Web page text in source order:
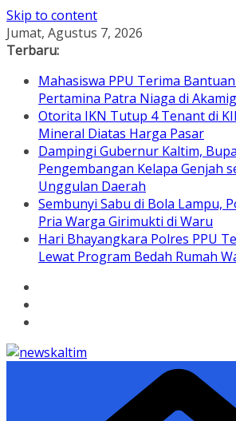
Skip to content
Jumat, Agustus 7, 2026
Terbaru:
Mahasiswa PPU Terima
Pertamina Patra Niaga di
Otorita IKN Tutup 4 Tenant di
Mineral Diatas Harga Pasar
Dampingi Gubernur Kaltim,
Pengembangan Kelapa Genjah
Unggulan Daerah
Sembunyi Sabu di Bola Lampu,
Pria Warga Girimukti di Waru
Hari Bhayangkara Polres PPU
Lewat Program Bedah Rumah